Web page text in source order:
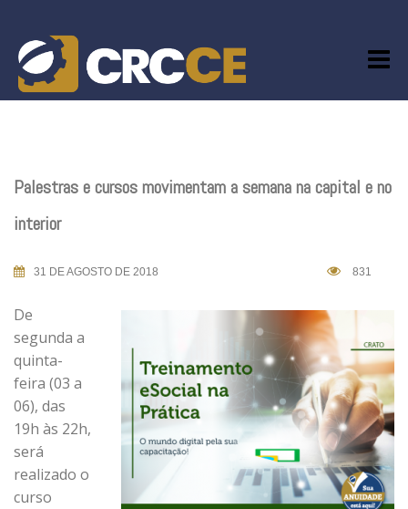
content
Palestras e cursos movimentam a semana na capital e no
interior
31 DE AGOSTO DE 2018 831
De
segunda a
quinta-
feira (03 a
06), das
19h às 22h,
será
realizado o
curso